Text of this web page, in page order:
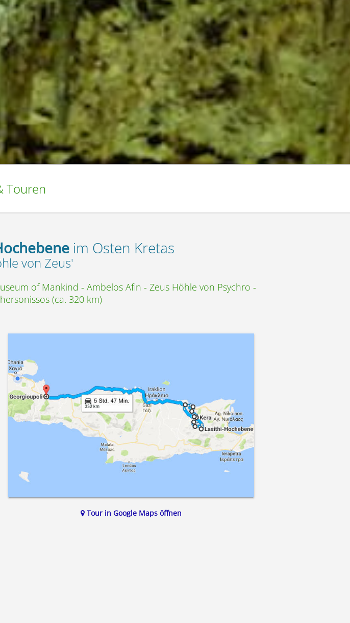
Touren
im Osten Kretas
von Zeus'
of Mankind - Ambelos Afin - Zeus Höhle von Psychro -
(ca. 320 km)
Tour in Google Maps öffnen